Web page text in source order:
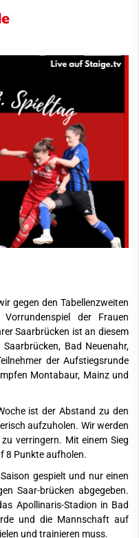
gegen den Tabellenzweiten
der Frauen
Saarbrücken ist an diesem
Bad Neuenahr,
der Aufstiegsrunde
Montabaur, Mainz und
ist der Abstand zu den
aufzuholen. Wir werden
verringern. Mit einem Sieg
8 Punkte aufholen.
gespielt und nur einen
Saar-brücken abgegeben.
Apollinaris-Stadion in Bad
und die Mannschaft auf
und trainieren muss.